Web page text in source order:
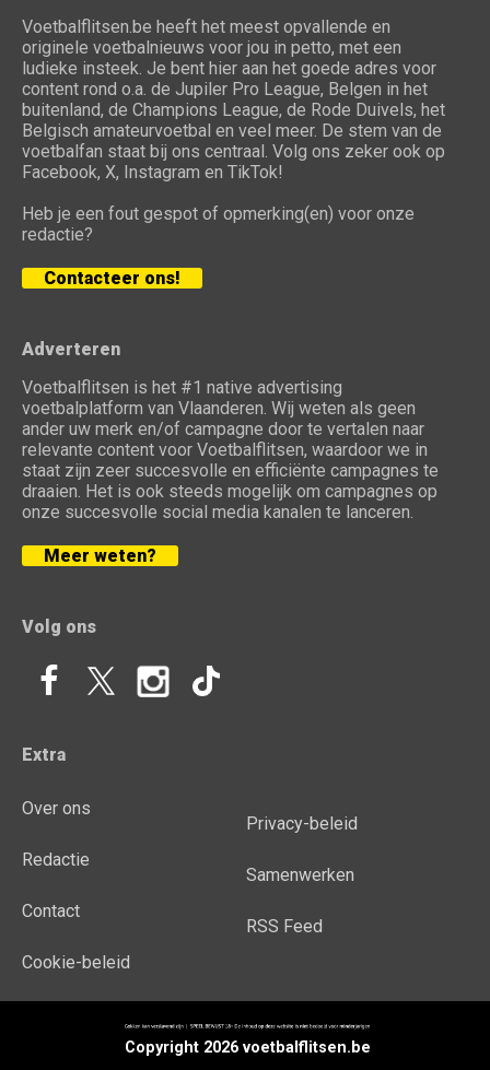
Voetbalflitsen.be heeft het meest opvallende en
originele voetbalnieuws voor jou in petto, met een
ludieke insteek. Je bent hier aan het goede adres voor
content rond o.a. de Jupiler Pro League, Belgen in het
buitenland, de Champions League, de Rode Duivels, het
Belgisch amateurvoetbal en veel meer. De stem van de
voetbalfan staat bij ons centraal. Volg ons zeker ook op
Facebook, X, Instagram en TikTok!
Heb je een fout gespot of opmerking(en) voor onze
redactie?
Contacteer ons!
Adverteren
Voetbalflitsen is het #1 native advertising
voetbalplatform van Vlaanderen. Wij weten als geen
ander uw merk en/of campagne door te vertalen naar
relevante content voor Voetbalflitsen, waardoor we in
staat zijn zeer succesvolle en efficiënte campagnes te
draaien. Het is ook steeds mogelijk om campagnes op
onze succesvolle social media kanalen te lanceren.
Meer weten?
Volg ons
Extra
Over ons
Redactie
Contact
Cookie-beleid
Privacy-beleid
Samenwerken
RSS Feed
Copyright 2026 voetbalflitsen.be